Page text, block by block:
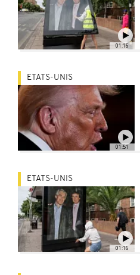
01:16
01:51
ETATS-UNIS
01:16
ETATS-UNIS